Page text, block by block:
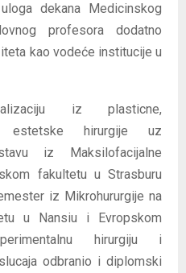
dekana Medicinskog
profesora dodatno
kao vodeće institucije u
iz plasticne,
estetske hirurgije uz
iz Maksilofacijalne
fakultetu u Strasburu
iz Mikrohururgije na
u Nansiu i Evropskom
hirurgiju i
odbranio i diplomski